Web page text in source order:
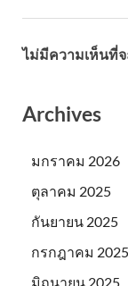
ไม่มีความเห็นที่
Archives
มกราคม 2026
ตุลาคม 2025
กันยายน 2025
กรกฎาคม 2025
มิถุนายน 2025